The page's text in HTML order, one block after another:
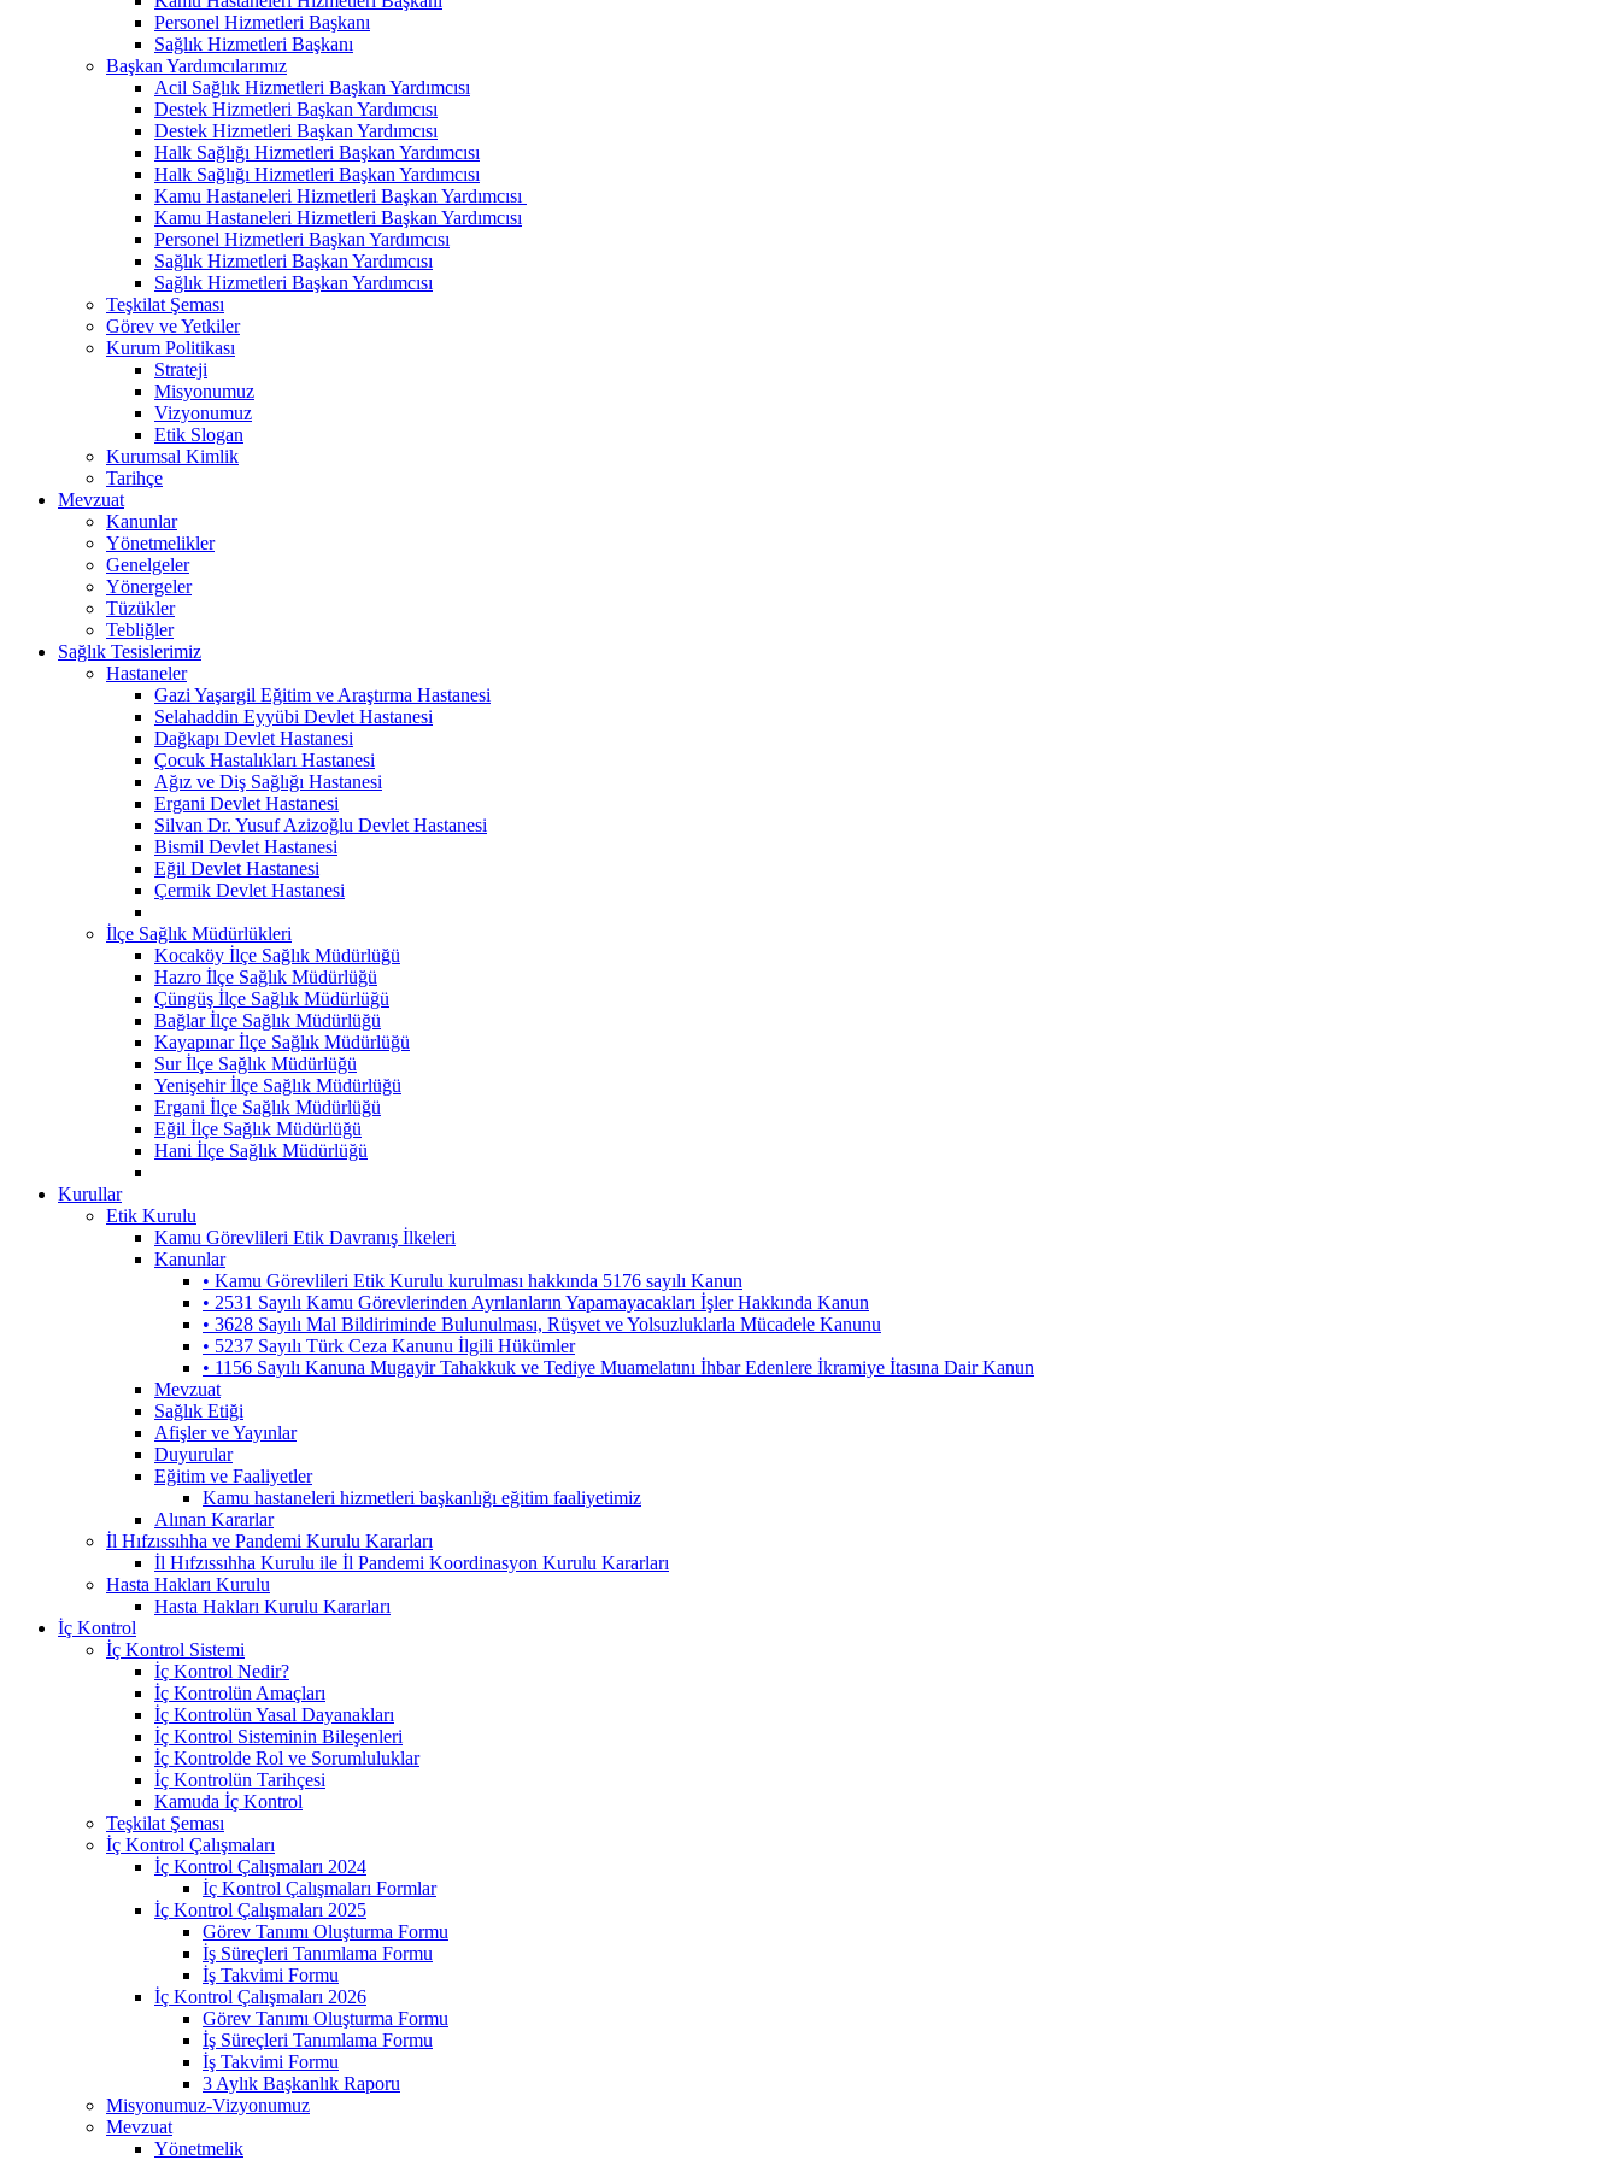
Personel Hizmetleri Başkanı
Sağlık Hizmetleri Başkanı
Başkan Yardımcılarımız
Acil Sağlık Hizmetleri Başkan Yardımcısı
Destek Hizmetleri Başkan Yardımcısı
Destek Hizmetleri Başkan Yardımcısı
Halk Sağlığı Hizmetleri Başkan Yardımcısı
Halk Sağlığı Hizmetleri Başkan Yardımcısı
Kamu Hastaneleri Hizmetleri Başkan Yardımcısı ​
Kamu Hastaneleri Hizmetleri Başkan Yardımcısı
Personel Hizmetleri Başkan Yardımcısı
Sağlık Hizmetleri Başkan Yardımcısı
Sağlık Hizmetleri Başkan Yardımcısı
Teşkilat Şeması
Görev ve Yetkiler
Kurum Politikası
Strateji
Misyonumuz
Vizyonumuz
Etik Slogan
Kurumsal Kimlik
Tarihçe
Mevzuat
Kanunlar
Yönetmelikler
Genelgeler
Yönergeler
Tüzükler
Tebliğler
Sağlık Tesislerimiz
Hastaneler
Gazi Yaşargil Eğitim ve Araştırma Hastanesi
Selahaddin Eyyübi Devlet Hastanesi
Dağkapı Devlet Hastanesi
Çocuk Hastalıkları Hastanesi
Ağız ve Diş Sağlığı Hastanesi
Ergani Devlet Hastanesi
Silvan Dr. Yusuf Azizoğlu Devlet Hastanesi
Bismil Devlet Hastanesi
Eğil Devlet Hastanesi
Çermik Devlet Hastanesi
İlçe Sağlık Müdürlükleri
Kocaköy İlçe Sağlık Müdürlüğü
Hazro İlçe Sağlık Müdürlüğü
Çüngüş İlçe Sağlık Müdürlüğü
Bağlar İlçe Sağlık Müdürlüğü
Kayapınar İlçe Sağlık Müdürlüğü
Sur İlçe Sağlık Müdürlüğü
Yenişehir İlçe Sağlık Müdürlüğü
Ergani İlçe Sağlık Müdürlüğü
Eğil İlçe Sağlık Müdürlüğü
Hani İlçe Sağlık Müdürlüğü
Kurullar
Etik Kurulu
Kamu Görevlileri Etik Davranış İlkeleri
Kanunlar
• Kamu Görevlileri Etik Kurulu kurulması hakkında 5176 sayılı Kanun
• 2531 Sayılı Kamu Görevlerinden Ayrılanların Yapamayacakları İşler Hakkında Kanun
• 3628 Sayılı Mal Bildiriminde Bulunulması, Rüşvet ve Yolsuzluklarla Mücadele Kanunu
• 5237 Sayılı Türk Ceza Kanunu İlgili Hükümler
• 1156 Sayılı Kanuna Mugayir Tahakkuk ve Tediye Muamelatını İhbar Edenlere İkramiye İtasına Dair Kanun
Mevzuat
Sağlık Etiği
Afişler ve Yayınlar
Duyurular
Eğitim ve Faaliyetler
Kamu hastaneleri hizmetleri başkanlığı eğitim faaliyetimiz
Alınan Kararlar
İl Hıfzıssıhha ve Pandemi Kurulu Kararları
İl Hıfzıssıhha Kurulu ile İl Pandemi Koordinasyon Kurulu Kararları
Hasta Hakları Kurulu
Hasta Hakları Kurulu Kararları
İç Kontrol
İç Kontrol Sistemi
İç Kontrol Nedir?
İç Kontrolün Amaçları
İç Kontrolün Yasal Dayanakları
İç Kontrol Sisteminin Bileşenleri
İç Kontrolde Rol ve Sorumluluklar
İç Kontrolün Tarihçesi
Kamuda İç Kontrol
Teşkilat Şeması
İç Kontrol Çalışmaları
İç Kontrol Çalışmaları 2024
İç Kontrol Çalışmaları Formlar
İç Kontrol Çalışmaları 2025
Görev Tanımı Oluşturma Formu
İş Süreçleri Tanımlama Formu
İş Takvimi Formu
İç Kontrol Çalışmaları 2026
Görev Tanımı Oluşturma Formu
İş Süreçleri Tanımlama Formu
İş Takvimi Formu
3 Aylık Başkanlık Raporu
Misyonumuz-Vizyonumuz
Mevzuat
Yönetmelik